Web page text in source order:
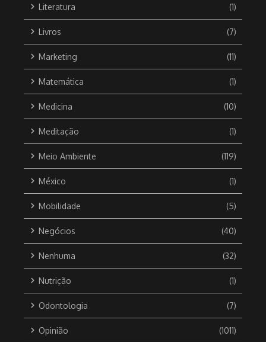
Literatura (1)
Livros (7)
Marketing (11)
Matemática (1)
Medicina (10)
Meditação (1)
Meio Ambiente (119)
México (1)
Mobilidade (5)
Negócios (40)
Nenhuma (32)
Nutrição (1)
Odontologia (7)
Opinião (1011)